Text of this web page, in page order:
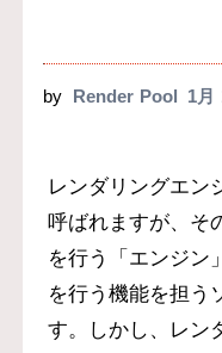
by Render Pool 1月
レンダリングエン
呼ばれますが、そ
を行う「エンジン
を行う機能を担う
す。しかし、レン